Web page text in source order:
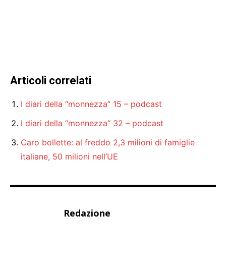
Articoli correlati
I diari della “monnezza” 15 – podcast
I diari della “monnezza” 32 – podcast
Caro bollette: al freddo 2,3 milioni di famiglie
italiane, 50 milioni nell’UE
Redazione